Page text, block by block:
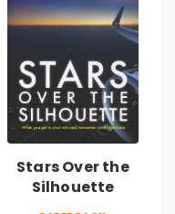
Stars Over the
Silhouette